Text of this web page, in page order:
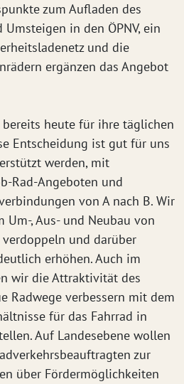
zum Aufladen des
in den ÖPNV, ein
und die
ergänzen das Angebot
bereits heute für ihre täglichen
Entscheidung ist gut für uns
werden, mit
Rad-Angeboten und
von A nach B. Wir
Um-, Aus- und Neubau von
und darüber
erhöhen. Auch im
wir die Attraktivität des
Radwege verbessern mit dem
für das Fahrrad in
Auf Landesebene wollen
zur
über Fördermöglichkeiten